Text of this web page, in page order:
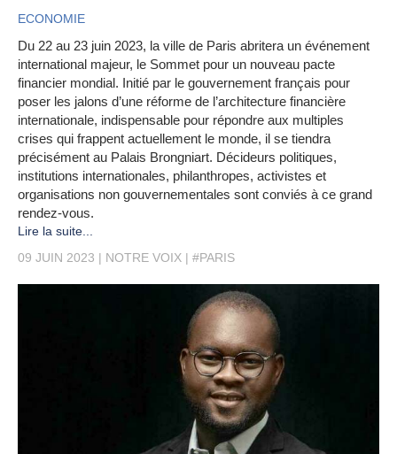
ECONOMIE
Du 22 au 23 juin 2023, la ville de Paris abritera un événement
international majeur, le Sommet pour un nouveau pacte
financier mondial. Initié par le gouvernement français pour
poser les jalons d’une réforme de l’architecture financière
internationale, indispensable pour répondre aux multiples
crises qui frappent actuellement le monde, il se tiendra
précisément au Palais Brongniart. Décideurs politiques,
institutions internationales, philanthropes, activistes et
organisations non gouvernementales sont conviés à ce grand
rendez-vous.
Lire la suite...
09 JUIN 2023
NOTRE VOIX #PARIS